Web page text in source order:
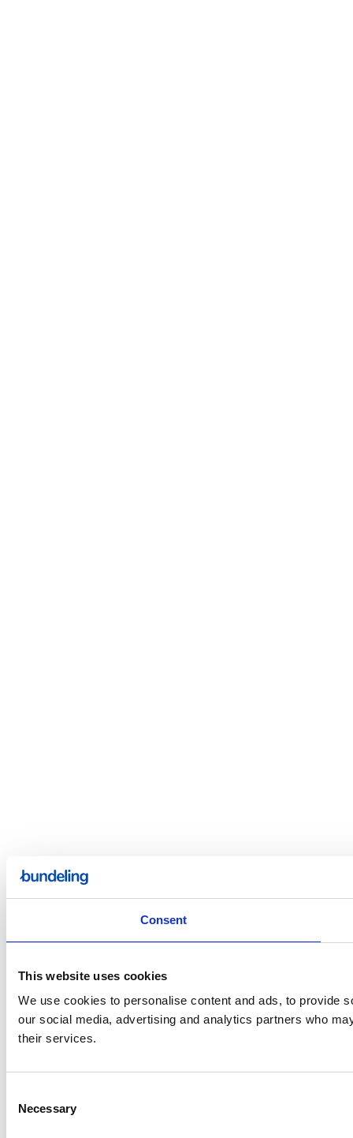
Consent
This website uses cookies
We use cookies to personalise content and ads, to provide
our social media, advertising and analytics partners who
their services.
Selection
Necessary